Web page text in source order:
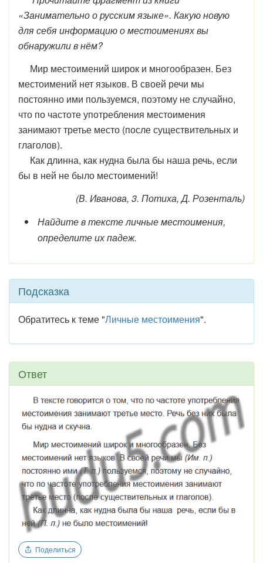
«Занимательно о русским языке». Какую новую
для себя информацию о местоимениях вы
обнаружили в нём?
Мир местоимений широк и многообразен. Без
местоимений нет языков. В своей речи мы
постоянно ими пользуемся, поэтому не случайно,
что по частоте употребления местоимения
занимают третье место (после существительных и
глаголов).
Как длинна, как нудна была бы наша речь, если
бы в ней не было местоимений!
(В. Иванова, 3. Потиха, Д. Розенталь)
Найдите в тексте личные местоимения,
определите их падеж.
Подсказка
Обратитесь к теме "Личные местоимения".
Ответ
Поделиться